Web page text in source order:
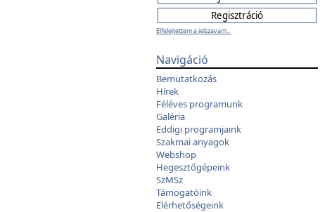
Elfelejtettem a jelszavam...
Navigáció
Bemutatkozás
Hírek
Féléves programunk
Galéria
Eddigi programjaink
Szakmai anyagok
Webshop
Hegesztőgépeink
SzMSz
Támogatóink
Elérhetőségeink